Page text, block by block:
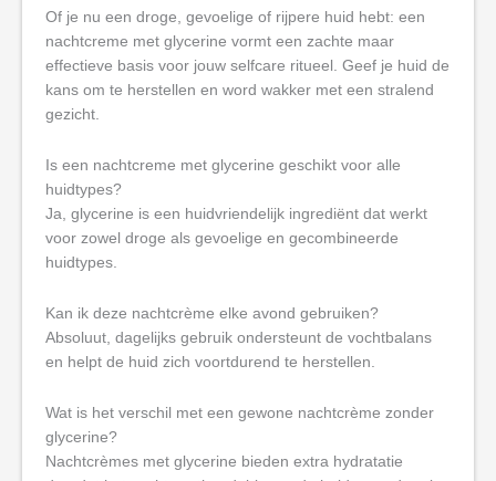
Of je nu een droge, gevoelige of rijpere huid hebt: een
nachtcreme met glycerine vormt een zachte maar
effectieve basis voor jouw selfcare ritueel. Geef je huid de
kans om te herstellen en word wakker met een stralend
gezicht.
Is een nachtcreme met glycerine geschikt voor alle
huidtypes?
Ja, glycerine is een huidvriendelijk ingrediënt dat werkt
voor zowel droge als gevoelige en gecombineerde
huidtypes.
Kan ik deze nachtcrème elke avond gebruiken?
Absoluut, dagelijks gebruik ondersteunt de vochtbalans
en helpt de huid zich voortdurend te herstellen.
Wat is het verschil met een gewone nachtcrème zonder
glycerine?
Nachtcrèmes met glycerine bieden extra hydratatie